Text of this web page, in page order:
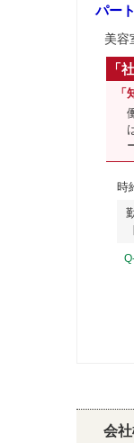
パー
美容
「
時
会